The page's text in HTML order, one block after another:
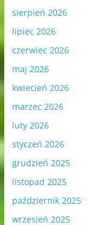
sierpień 2026
lipiec 2026
czerwiec 2026
maj 2026
kwiecień 2026
marzec 2026
luty 2026
styczeń 2026
grudzień 2025
listopad 2025
październik 2025
wrzesień 2025